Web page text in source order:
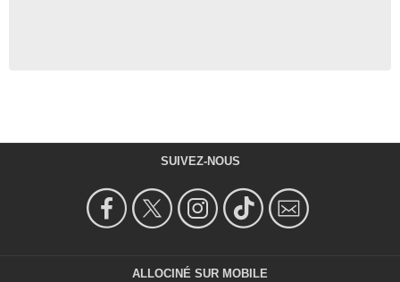
SUIVEZ-NOUS
ALLOCINÉ SUR MOBILE